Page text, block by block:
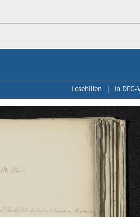
Lesehilfen In